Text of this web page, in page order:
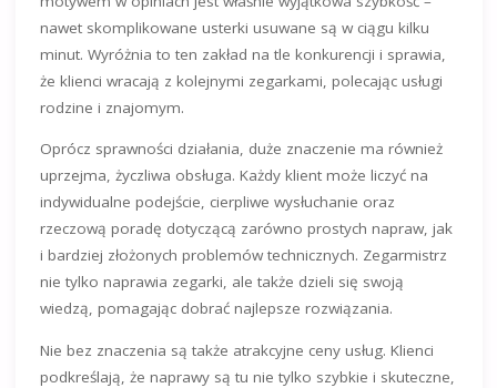
nawet skomplikowane usterki usuwane są w ciągu kilku
minut. Wyróżnia to ten zakład na tle konkurencji i sprawia,
że klienci wracają z kolejnymi zegarkami, polecając usługi
rodzine i znajomym.
Oprócz sprawności działania, duże znaczenie ma również
uprzejma, życzliwa obsługa. Każdy klient może liczyć na
indywidualne podejście, cierpliwe wysłuchanie oraz
rzeczową poradę dotyczącą zarówno prostych napraw, jak
i bardziej złożonych problemów technicznych. Zegarmistrz
nie tylko naprawia zegarki, ale także dzieli się swoją
wiedzą, pomagając dobrać najlepsze rozwiązania.
Nie bez znaczenia są także atrakcyjne ceny usług. Klienci
podkreślają, że naprawy są tu nie tylko szybkie i skuteczne,